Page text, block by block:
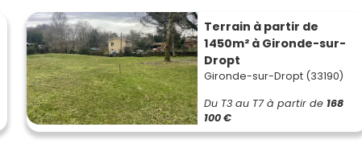
Terrain à partir de
1450m² à Gironde-sur-
Dropt
Gironde-sur-Dropt (33190)
Du T3 au T7 à partir de 168
100 €